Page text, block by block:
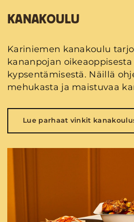
KANAKOULU
Kariniemen kanakoulu
kananpojan
kypsentämisestä. Näillä
mehukasta ja maistuvaa
Lue parhaat vinkit